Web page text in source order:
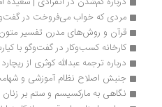
مردی که خواب می‌فروخت در گفت‌وگو با
قرآن و روش‌های مدرن تفسیر متون مقدس
کارخانه کسب‌و‌کار در گفت‌وگو با کیارش
درباره ترجمه عبدالله کوثری از ریچارد سوم
جنبش اصلاح نظام آموزشی و شهامت
نگاهی به مارکسیسم و ستم بر زنان | علی